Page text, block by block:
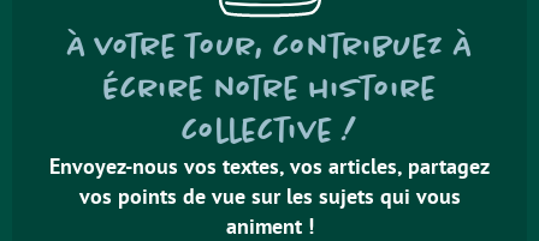
À votre tour, contribuez à
écrire notre histoire
collective !
Envoyez-nous vos textes, vos articles, partagez
vos points de vue sur les sujets qui vous
animent !